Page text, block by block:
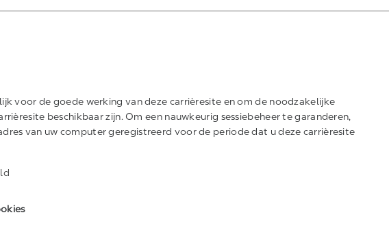
voor de goede werking van deze carrièresite en om de noodzakelijke
beschikbaar zijn. Om een nauwkeurig sessiebeheer te garanderen,
van uw computer geregistreerd voor de periode dat u deze carrièresite